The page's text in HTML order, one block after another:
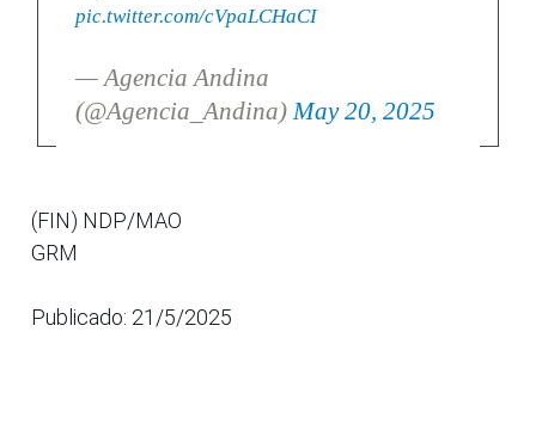
pic.twitter.com/cVpaLCHaCI
— Agencia Andina
(@Agencia_Andina)May 20, 2025
(FIN) NDP/MAO
GRM
Publicado: 21/5/2025